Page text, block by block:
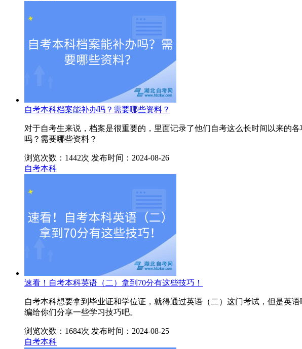
自考本科档案能补办吗？需要哪些资料？
对于自考生来说，档案是很重要的，里面记录了他们自考这么长时间以来的
吗？需要哪些资料？
浏览次数：1442次 发布时间：2024-08-26
自考本科
速看！自考本科英语（二）拿到70分有这些技巧！
自考本科想要拿到毕业证和学位证，就得通过英语（二）这门考试，但是英
编给你们分享一些学习技巧吧。
浏览次数：1684次 发布时间：2024-08-25
自考本科